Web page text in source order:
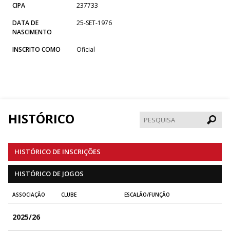
CIPA
237733
DATA DE
NASCIMENTO
25-SET-1976
INSCRITO COMO Oficial
HISTÓRICO
HISTÓRICO DE INSCRIÇÕES
HISTÓRICO DE JOGOS
ASSOCIAÇÃO CLUBE ESCALÃO/FUNÇÃO
2025/26